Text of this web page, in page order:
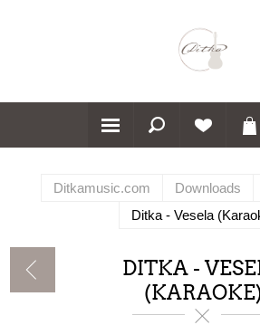
Ditkamusic.com Downloads
Ditka - Vesela
DITKA -